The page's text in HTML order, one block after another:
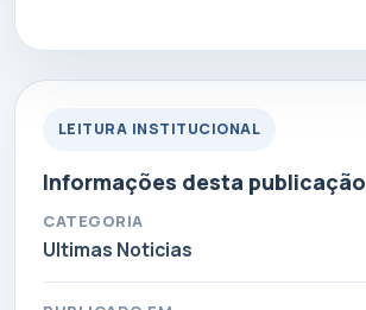
LEITURA INSTITUCIONAL
Informações desta publicação
CATEGORIA
Ultimas Noticias